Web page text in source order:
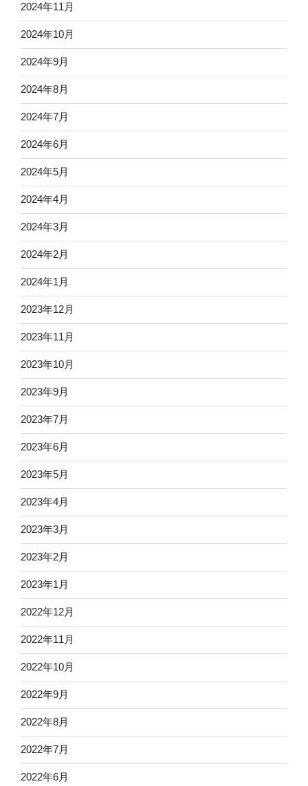
2024年11月
2024年10月
2024年9月
2024年8月
2024年7月
2024年6月
2024年5月
2024年4月
2024年3月
2024年2月
2024年1月
2023年12月
2023年11月
2023年10月
2023年9月
2023年7月
2023年6月
2023年5月
2023年4月
2023年3月
2023年2月
2023年1月
2022年12月
2022年11月
2022年10月
2022年9月
2022年8月
2022年7月
2022年6月